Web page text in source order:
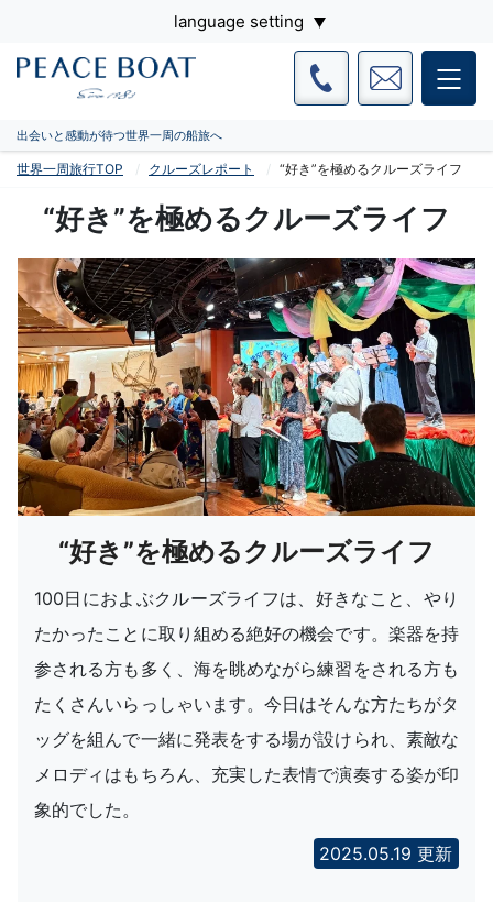
language setting
出会いと感動が待つ世界一周の船旅へ
世界一周旅行TOP クルーズレポート “好き”を極めるクルーズライフ
“好き”を極めるクルーズライフ
“好き”を極めるクルーズライフ
100日におよぶクルーズライフは、好きなこと、やり
たかったことに取り組める絶好の機会です。楽器を持
参される方も多く、海を眺めながら練習をされる方も
たくさんいらっしゃいます。今日はそんな方たちがタ
ッグを組んで一緒に発表をする場が設けられ、素敵な
メロディはもちろん、充実した表情で演奏する姿が印
象的でした。
2025.05.19 更新